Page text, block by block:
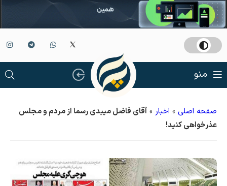
منو
صفحه اصلی » اخبار » آقای فاضل میبدی رسما از مردم و مجلس
عذرخواهی کنید!